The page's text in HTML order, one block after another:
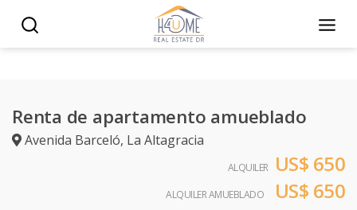
Renta de apartamento amueblado
Avenida Barceló, La Altagracia
ALQUILER US$ 650
ALQUILER AMUEBLADO US$ 650